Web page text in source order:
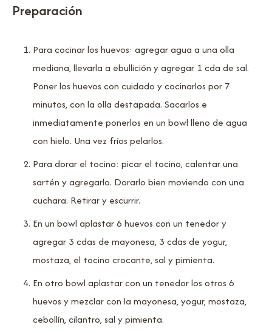
Preparación
Para cocinar los huevos: agregar agua a una olla
mediana, llevarla a ebullición y agregar 1 cda de sal.
Poner los huevos con cuidado y cocinarlos por 7
minutos, con la olla destapada. Sacarlos e
inmediatamente ponerlos en un bowl lleno de agua
con hielo. Una vez fríos pelarlos.
Para dorar el tocino: picar el tocino, calentar una
sartén y agregarlo. Dorarlo bien moviendo con una
cuchara. Retirar y escurrir.
En un bowl aplastar 6 huevos con un tenedor y
agregar 3 cdas de mayonesa, 3 cdas de yogur,
mostaza, el tocino crocante, sal y pimienta.
En otro bowl aplastar con un tenedor los otros 6
huevos y mezclar con la mayonesa, yogur, mostaza,
cebollín, cilantro, sal y pimienta.